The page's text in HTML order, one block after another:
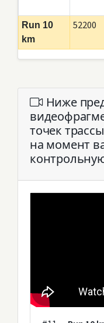
Run 10
km
52200
Ниже
точек
на момент